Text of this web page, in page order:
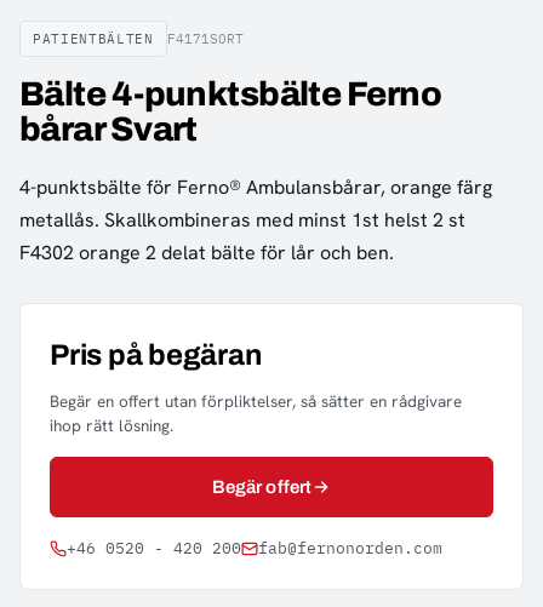
PATIENTBÄLTEN F4171SORT
Bälte 4-punktsbälte Ferno
bårar Svart
4-punktsbälte för Ferno® Ambulansbårar, orange färg
metallås. Skallkombineras med minst 1st helst 2 st
F4302 orange 2 delat bälte för lår och ben.
Pris på begäran
Begär en offert utan förpliktelser, så sätter en rådgivare
ihop rätt lösning.
Begär offert
+46 0520 - 420 200 fab@fernonorden.com